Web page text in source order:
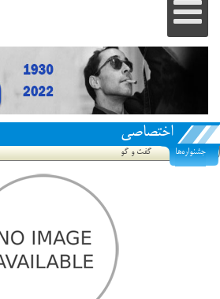
اختصاصی
جشنواره‌ها گفت و گو